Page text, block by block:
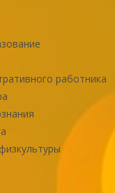
работника